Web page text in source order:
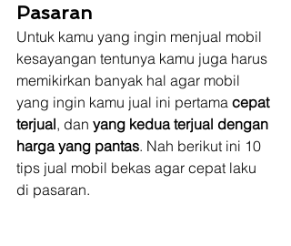
Pasaran
Untuk kamu yang ingin menjual mobil
kesayangan tentunya kamu juga harus
memikirkan banyak hal agar mobil
yang ingin kamu jual ini pertama cepat
terjual, dan yang kedua terjual dengan
harga yang pantas. Nah berikut ini 10
tips jual mobil bekas agar cepat laku
di pasaran.